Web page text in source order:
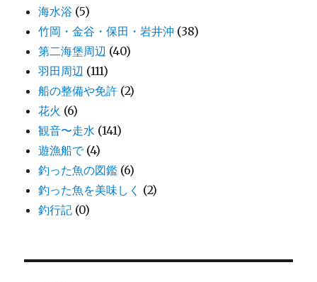
海水浴 (5)
竹岡・金谷・保田・岩井沖 (38)
第二海堡周辺 (40)
羽田周辺 (111)
船の整備や免許 (2)
花火 (6)
観音〜走水 (141)
遊漁船で(4)
釣った魚の図鑑 (6)
釣った魚を美味しく (2)
釣行記 (0)